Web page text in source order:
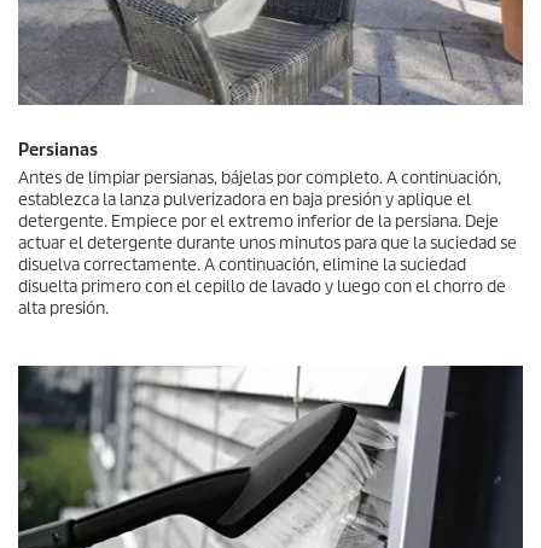
Persianas
Antes de limpiar persianas, bájelas por completo. A continuación,
establezca la lanza pulverizadora en baja presión y aplique el
detergente. Empiece por el extremo inferior de la persiana. Deje
actuar el detergente durante unos minutos para que la suciedad se
disuelva correctamente. A continuación, elimine la suciedad
disuelta primero con el cepillo de lavado y luego con el chorro de
alta presión.